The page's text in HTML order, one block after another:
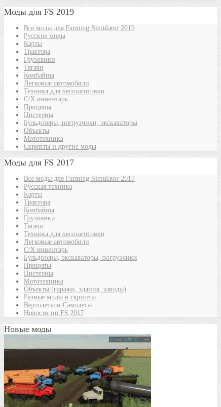
Моды для FS 2019
Все моды для Farming Simulator 2019
Русские моды
Карты
Трактора
Грузовики
Тягачи
Комбайны
Легковые автомобили
Техника для лесозаготовки
С/Х инвентарь
Прицепы
Цистерны
Бульдозеры, погрузчики, экскаваторы
Объекты
Мототехника
Скрипты и другие моды
Моды для FS 2017
Все моды для Farming Simulator 2017
Русская техника
Карты
Трактора
Комбайны
Грузовики
Тягачи
Техника для лесозаготовки
Легковые автомобили
С/Х инвентарь
Бульдозеры, экскаваторы, погрузчики
Прицепы
Цистерны
Мототехника
Объекты (гаражи, здания, заводы)
Разные моды и скрипты
Вертолеты и Самолеты
Новости по FS 2017
Новые моды